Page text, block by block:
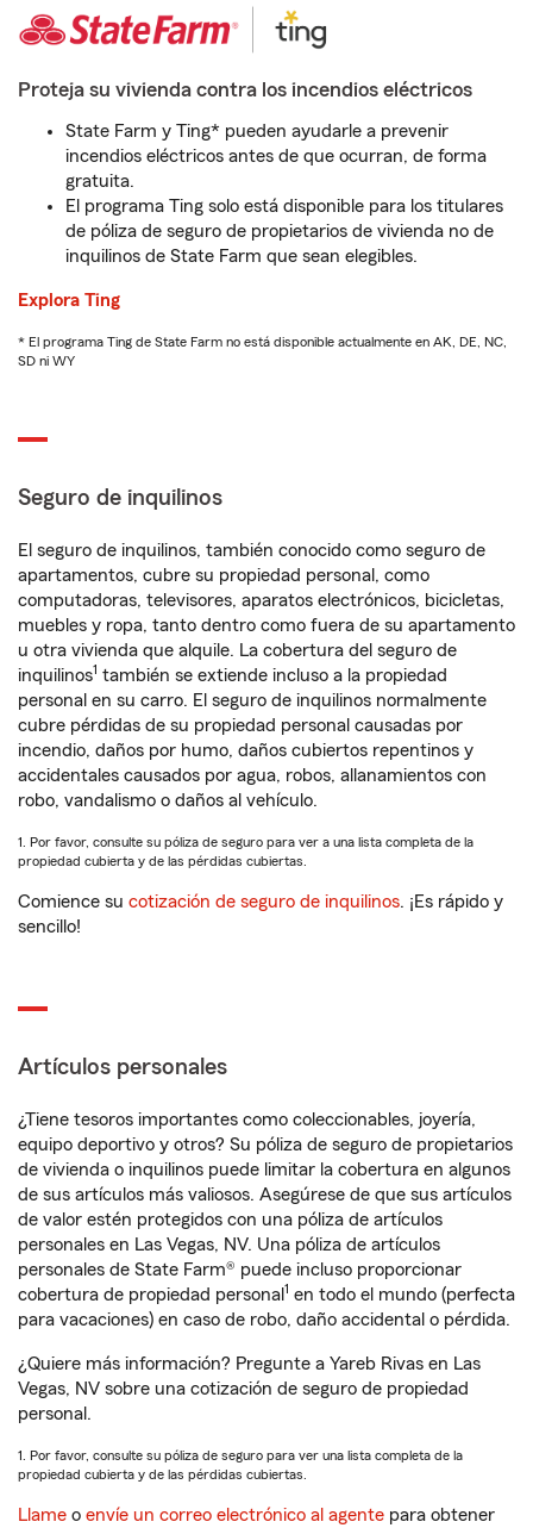
Proteja su vivienda contra los incendios eléctricos
State Farm y Ting* pueden ayudarle a prevenir
incendios eléctricos antes de que ocurran, de forma
gratuita.
El programa Ting solo está disponible para los titulares
de póliza de seguro de propietarios de vivienda no de
inquilinos de State Farm que sean elegibles.
Explora Ting
* El programa Ting de State Farm no está disponible actualmente en AK, DE, NC,
SD ni WY
Seguro de inquilinos
El seguro de inquilinos, también conocido como seguro de
apartamentos, cubre su propiedad personal, como
computadoras, televisores, aparatos electrónicos, bicicletas,
muebles y ropa, tanto dentro como fuera de su apartamento
u otra vivienda que alquile. La cobertura del seguro de
inquilinos1 también se extiende incluso a la propiedad
personal en su carro. El seguro de inquilinos normalmente
cubre pérdidas de su propiedad personal causadas por
incendio, daños por humo, daños cubiertos repentinos y
accidentales causados por agua, robos, allanamientos con
robo, vandalismo o daños al vehículo.
1. Por favor, consulte su póliza de seguro para ver a una lista completa de la
propiedad cubierta y de las pérdidas cubiertas.
Comience su cotización de seguro de inquilinos. ¡Es rápido y
sencillo!
Artículos personales
¿Tiene tesoros importantes como coleccionables, joyería,
equipo deportivo y otros? Su póliza de seguro de propietarios
de vivienda o inquilinos puede limitar la cobertura en algunos
de sus artículos más valiosos. Asegúrese de que sus artículos
de valor estén protegidos con una póliza de artículos
personales en Las Vegas, NV. Una póliza de artículos
personales de State Farm® puede incluso proporcionar
cobertura de propiedad personal 1 en todo el mundo (perfecta
para vacaciones) en caso de robo, daño accidental o pérdida.
¿Quiere más información? Pregunte a Yareb Rivas en Las
Vegas, NV sobre una cotización de seguro de propiedad
personal.
1. Por favor, consulte su póliza de seguro para ver una lista completa de la
propiedad cubierta y de las pérdidas cubiertas.
Llame o envíe un correo electrónico al agente para obtener